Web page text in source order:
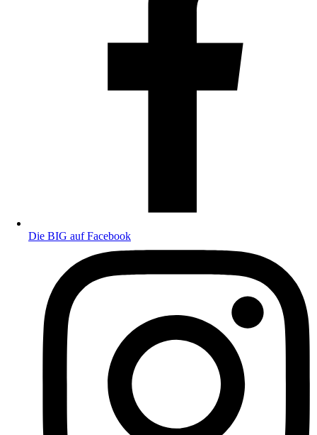
Die BIG auf Facebook